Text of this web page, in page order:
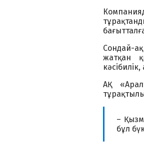
Сондай-
жатқан
АҚ
–
бұл